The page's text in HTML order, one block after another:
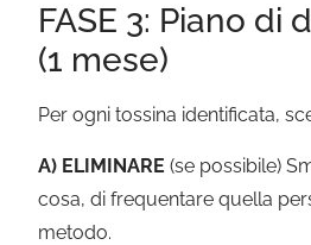
FASE 3: Piano di
(1 mese)
Per ogni tossina identificata,
A) ELIMINARE (se possibile)
cosa, di frequentare quella
metodo.